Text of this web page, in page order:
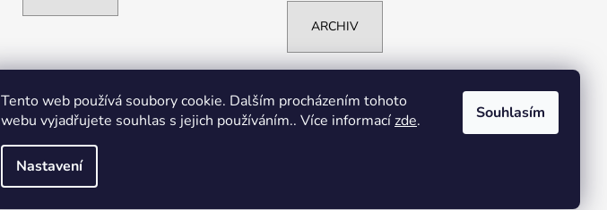
Tento web používá soubory cookie. Dalším procházením tohoto
webu vyjadřujete souhlas s jejich používáním.. Více informacízde.
Nastavení
Souhlasím
ARCHIV